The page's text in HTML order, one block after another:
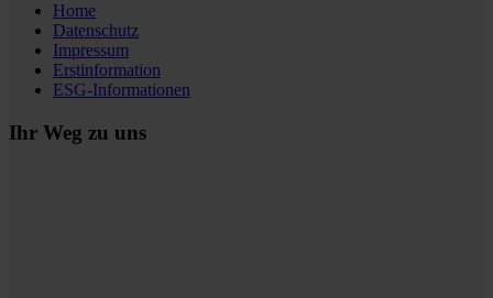
Home
Datenschutz
Impressum
Erstinformation
ESG-Informationen
Ihr Weg zu uns